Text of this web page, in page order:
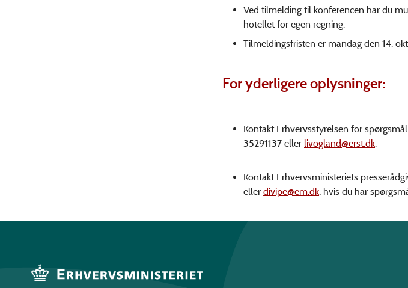
Ved tilmelding til konferencen har du
hotellet for egen regning.
Tilmeldingsfristen er mandag den 14.
For yderligere oplysninger:
Kontakt Erhvervsstyrelsen for
35291137 eller livogland@erst.dk.
Kontakt Erhvervsministeriets
eller divipe@em.dk, hvis du har